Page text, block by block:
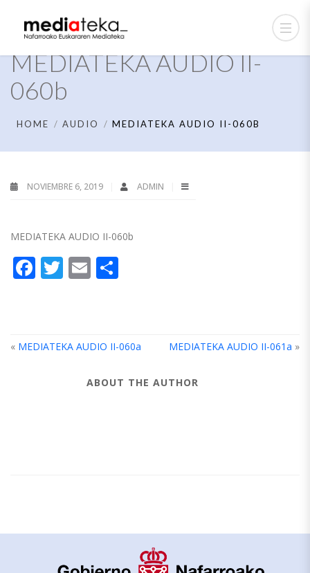
MEDIATEKA AUDIO II-
060b
HOME AUDIO MEDIATEKA AUDIO II-060B
NOVIEMBRE 6, 2019 ADMIN
MEDIATEKA AUDIO II-060b
Facebook
Twitter
Email
« MEDIATEKA AUDIO II-060a MEDIATEKA AUDIO II-061a »
ABOUT THE AUTHOR